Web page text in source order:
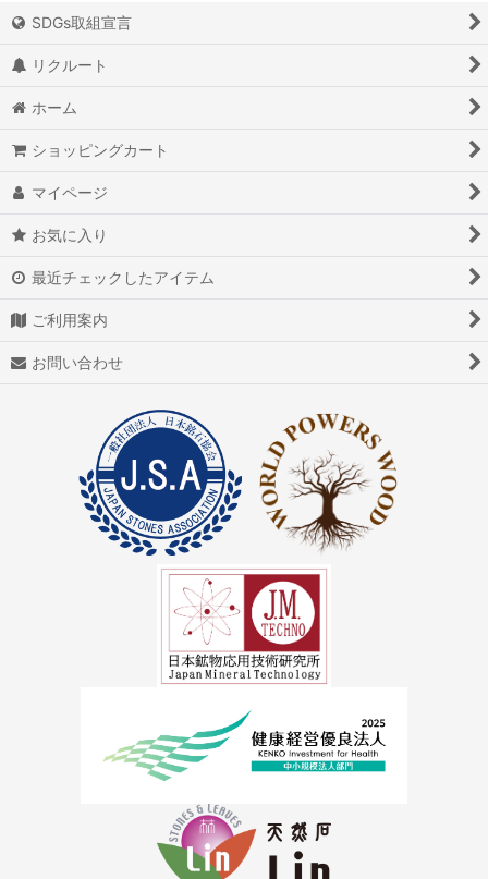
SDGs取組宣言
リクルート
ホーム
ショッピングカート
マイページ
お気に入り
最近チェックしたアイテム
ご利用案内
お問い合わせ